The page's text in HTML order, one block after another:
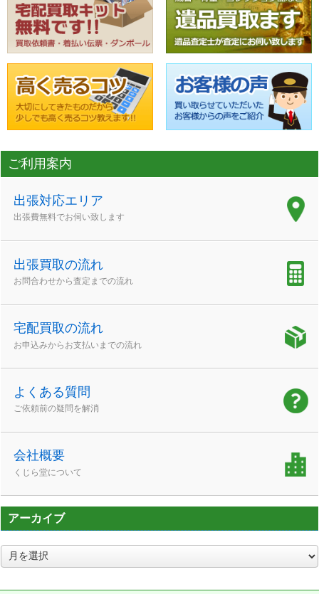
ご利用案内
出張対応エリア
出張費無料でお伺い致します
出張買取の流れ
お問合わせから査定までの流れ
宅配買取の流れ
お申込みからお支払いまでの流れ
よくある質問
ご依頼前の疑問を解消
会社概要
くじら堂について
アーカイブ
ア
ー